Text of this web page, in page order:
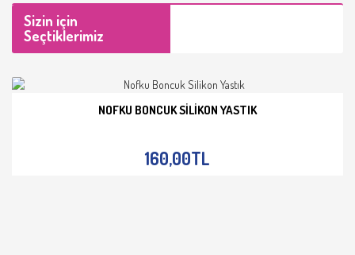
Sizin için
Seçtiklerimiz
NOFKU BONCUK SILIKON YASTIK
160,00TL